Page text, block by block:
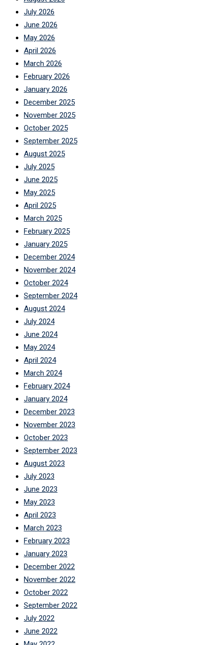
July 2026
June 2026
May 2026
April 2026
March 2026
February 2026
January 2026
December 2025
November 2025
October 2025
September 2025
August 2025
July 2025
June 2025
May 2025
April 2025
March 2025
February 2025
January 2025
December 2024
November 2024
October 2024
September 2024
August 2024
July 2024
June 2024
May 2024
April 2024
March 2024
February 2024
January 2024
December 2023
November 2023
October 2023
September 2023
August 2023
July 2023
June 2023
May 2023
April 2023
March 2023
February 2023
January 2023
December 2022
November 2022
October 2022
September 2022
July 2022
June 2022